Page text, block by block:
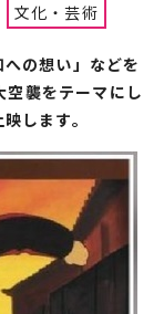
文化・芸術
の想い」などを
襲をテーマにし
します。